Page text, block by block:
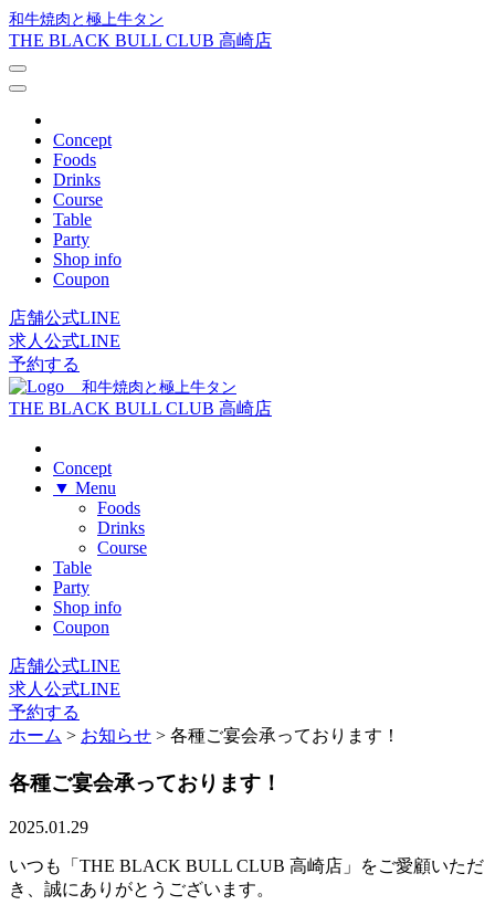
和牛焼肉と極上牛タン
THE BLACK BULL CLUB 高崎店
Concept
Foods
Drinks
Course
Table
Party
Shop info
Coupon
店舗公式LINE
求人公式LINE
予約する
和牛焼肉と極上牛タン
THE BLACK BULL CLUB 高崎店
Concept
▼ Menu
Foods
Drinks
Course
Table
Party
Shop info
Coupon
店舗公式LINE
求人公式LINE
予約する
ホーム > お知らせ > 各種ご宴会承っております！
各種ご宴会承っております！
2025.01.29
いつも「THE BLACK BULL CLUB 高崎店」をご愛顧いただ
き、誠にありがとうございます。